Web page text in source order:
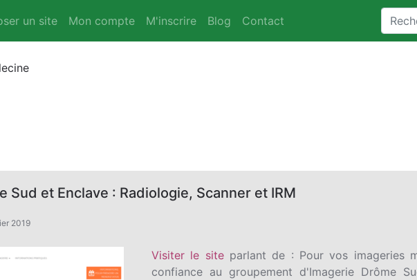
un site Mon compte M'inscrire Blog Contact
Sud et Enclave : Radiologie, Scanner et IRM
2019
Visiter le siteparlant de : Pour vos imageries
confiance au groupement d'Imagerie Drôme